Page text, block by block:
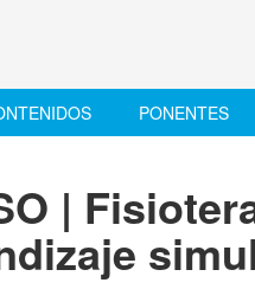
PONENTES
|